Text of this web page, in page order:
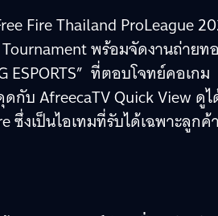
Fire Thailand ProLeague
Tournament พร้อมจัดงานถ่ายท
ESPORTS” ที่ตอบโจทย์คอเกม
กับ AfreecaTV Quick View ดู
งเป็นไอเทมที่รับได้เฉพาะลูกค้